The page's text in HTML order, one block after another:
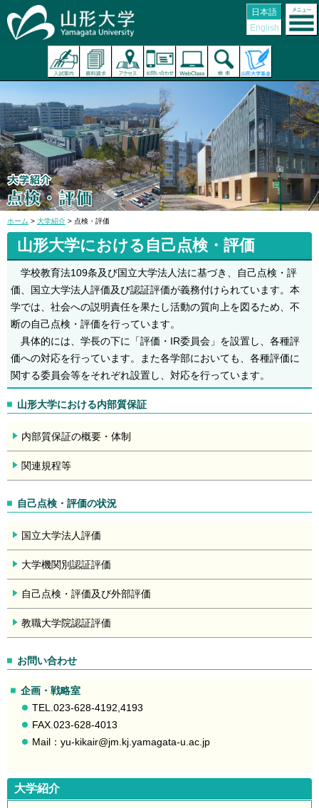
日本語
English
ホーム > 大学紹介 > 点検・評価
山形大学における自己点検・評価
学校教育法109条及び国立大学法人法に基づき、自己点検・評
価、国立大学法人評価及び認証評価が義務付けられています。本
学では、社会への説明責任を果たし活動の質向上を図るため、不
断の自己点検・評価を行っています。
具体的には、学長の下に「評価・IR委員会」を設置し、各種評
価への対応を行っています。また各学部においても、各種評価に
関する委員会等をそれぞれ設置し、対応を行っています。
山形大学における内部質保証
内部質保証の概要・体制
関連規程等
自己点検・評価の状況
国立大学法人評価
大学機関別認証評価
自己点検・評価及び外部評価
教職大学院認証評価
お問い合わせ
企画・戦略室
TEL.023-628-4192,4193
FAX.023-628-4013
Mail：yu-kikair@jm.kj.yamagata-u.ac.jp
大学紹介